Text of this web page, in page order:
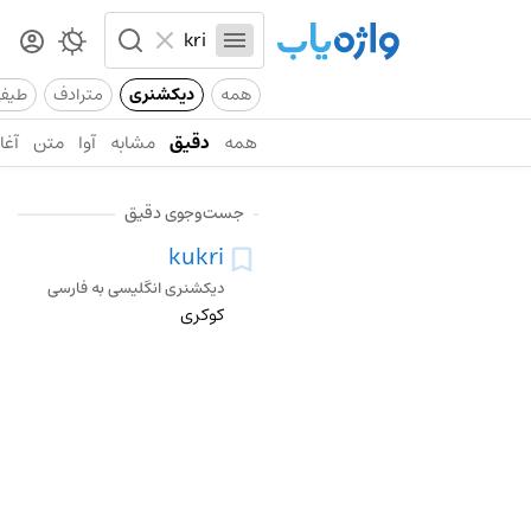
همه دیکشنری مترادف
همه دقیق مشابه آوا متن
جست‌وجوی دقیق
kukri
دیکشنری انگلیسی به فارسی
کوکری